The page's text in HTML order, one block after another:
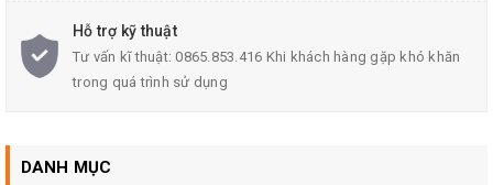
Hỗ trợ kỹ thuật
Tư vấn kĩ thuật: 0865.853.416 Khi khách hàng gặp khó khăn
trong quá trình sử dụng
DANH MỤC